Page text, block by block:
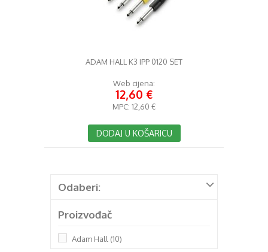
ADAM HALL K3 IPP 0120 SET
Web cijena:
12,60 €
MPC: 12,60 €
DODAJ U KOŠARICU
Odaberi:
Proizvođač
Adam Hall (10)